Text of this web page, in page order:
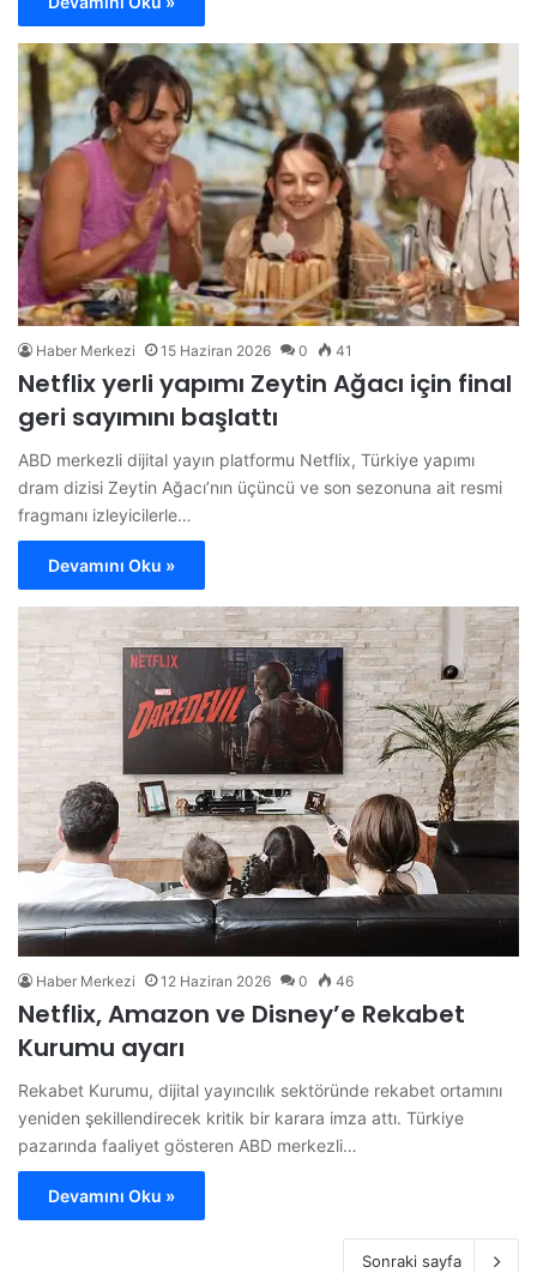
Haber Merkezi 15 Haziran 2026 0 41
Netflix yerli yapımı Zeytin Ağacı için final
geri sayımını başlattı
ABD merkezli dijital yayın platformu Netflix, Türkiye yapımı
dram dizisi Zeytin Ağacı’nın üçüncü ve son sezonuna ait resmi
fragmanı izleyicilerle…
Devamını Oku »
Haber Merkezi 12 Haziran 2026 0 46
Netflix, Amazon ve Disney’e Rekabet
Kurumu ayarı
Rekabet Kurumu, dijital yayıncılık sektöründe rekabet ortamını
yeniden şekillendirecek kritik bir karara imza attı. Türkiye
pazarında faaliyet gösteren ABD merkezli…
Devamını Oku »
Sonraki sayfa